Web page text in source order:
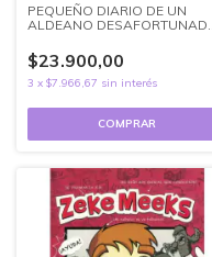
PEQUEÑO DIARIO DE UN
ALDEANO DESAFORTUNADO
$23.900,00
3 x $7.966,67 sin interés